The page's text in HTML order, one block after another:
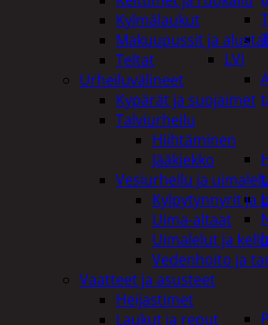
LVI
Kylmälaukut
Makuupussit ja
Teltat
Urheiluvälineet
Kypärät ja suojaimet
Talviurheilu
Hiihtäminen
Jääkiekko
Vesiurheilu ja
Kylpytynnyrit ja
Uima-altaat
Uimalelut ja
Vedenhoito ja
Vaatteet ja asusteet
Heijastimet
Laukut ja reput